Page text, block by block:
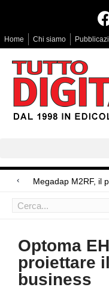
Home Chi siamo
Megadap M2RF, il
Arri Rental,
Optoma
proiettare
business